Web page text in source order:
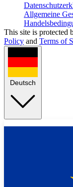
Allgemeine
This site is
Policy and Terms of
Deutsch